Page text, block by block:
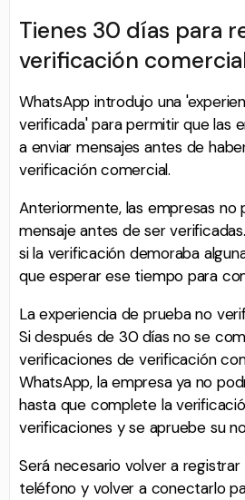
Tienes 30 días para
verificación
WhatsApp introdujo una
verificada' para permitir que las
a enviar mensajes antes de
verificación comercial.
Anteriormente, las empresas no
mensaje antes de ser
si la verificación demoraba
que esperar ese tiempo para
La experiencia de prueba no
Si después de 30 días no se
verificaciones de verificación
WhatsApp, la empresa ya no
hasta que complete la
verificaciones y se apruebe su
Será necesario volver a
teléfono y volver a conectarlo